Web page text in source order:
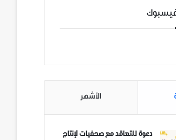
فيسبوك
الأشهر
دعوة للتعاقد مع صحفيات لإنتاج